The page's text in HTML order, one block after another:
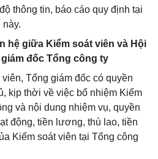
thông tin, báo cáo quy định tại
này.
hệ giữa Kiểm soát viên và Hội
đốc Tổng công ty
Tổng giám đốc có quyền
kịp thời về việc bổ nhiệm Kiểm
và nội dung nhiệm vụ, quyền
động, tiền lương, thù lao, tiền
Kiểm soát viên tại Tổng công